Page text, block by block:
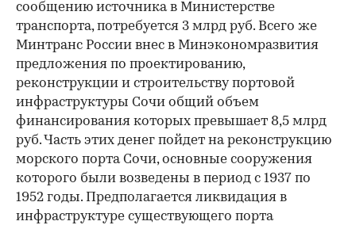
сообщению источника в Министерстве
транспорта, потребуется 3 млрд руб. Всего же
Минтранс России внес в Минэкономразвития
предложения по проектированию,
реконструкции и строительству портовой
инфраструктуры Сочи общий объем
финансирования которых превышает 8,5 млрд
руб. Часть этих денег пойдет на реконструкцию
морского порта Сочи, основные сооружения
которого были возведены в период с 1937 по
1952 годы. Предполагается ликвидация в
инфраструктуре существующего порта